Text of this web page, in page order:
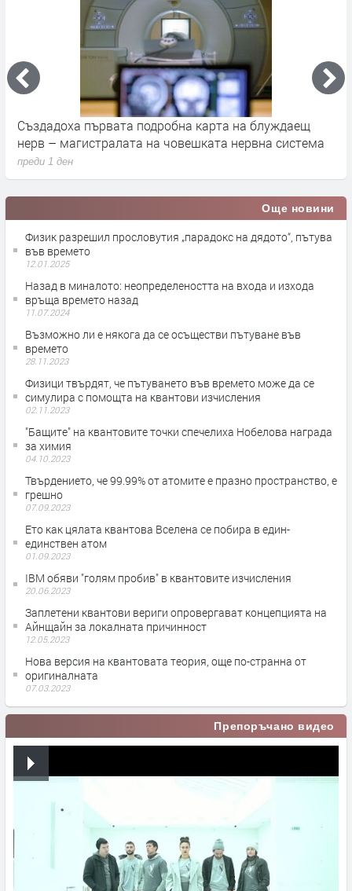
карта на блуждаещ
нервна система
Апофис няма да удари Земята
друга заплаха за учените
Още новини
Физик разрешил прословутия „парадокс на дядото“, пътува
във времето
12.01.2025
Назад в миналото: неопределеността на входа и изхода
връща времето назад
11.07.2024
Възможно ли е някога да се осъществи пътуване във
времето
28.11.2023
Физици твърдят, че пътуването във времето може да се
симулира с помощта на квантови изчисления
02.11.2023
"Бащите" на квантовите точки спечелиха Нобелова награда
за химия
04.10.2023
Твърдението, че 99.99% от атомите е празно пространство, е
грешно
07.09.2023
Ето как цялата квантова Вселена се побира в един-
единствен атом
01.09.2023
IBM обяви "голям пробив" в квантовите изчисления
20.06.2023
Заплетени квантови вериги опровергават концепцията на
Айнщайн за локалната причинност
12.05.2023
Нова версия на квантовата теория, още по-странна от
оригиналната
07.03.2023
Препоръчано видео